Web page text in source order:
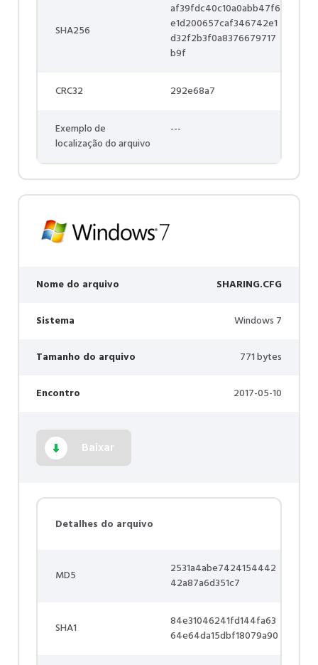
SHA256
af39fdc40c10a0abb47f6
e1d200657caf346742e1
d32f2b3f0a8376679717
b9f
CRC32 292e68a7
Exemplo de
localização do arquivo
---
Nome do arquivo SHARING.CFG
Sistema Windows 7
Tamanho do arquivo 771 bytes
Encontro 2017-05-10
Baixar
Detalhes do arquivo
MD5
2531a4abe7424154442
42a87a6d351c7
SHA1
84e31046241fd144fa63
64e64da15dbf18079a90